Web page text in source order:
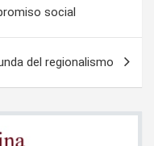
social
del regionalismo